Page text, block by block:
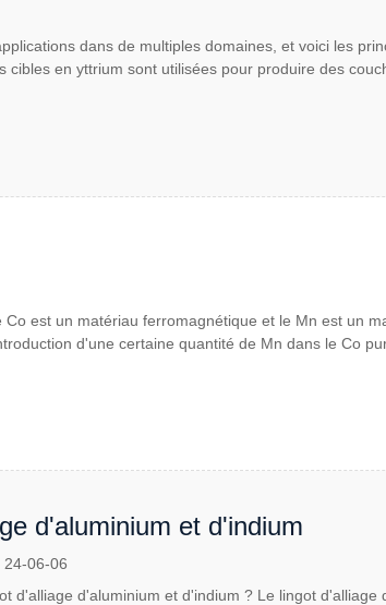
dans de multiples domaines, et voici les
en yttrium sont utilisées pour produire des
est un matériau ferromagnétique et le Mn est un
d'une certaine quantité de Mn dans le Co
d'aluminium et d'indium
24-06-06
d'alliage d'aluminium et d'indium ? Le lingot